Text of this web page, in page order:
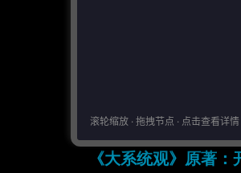
大系统观 / 数智
《大系统观》原著：